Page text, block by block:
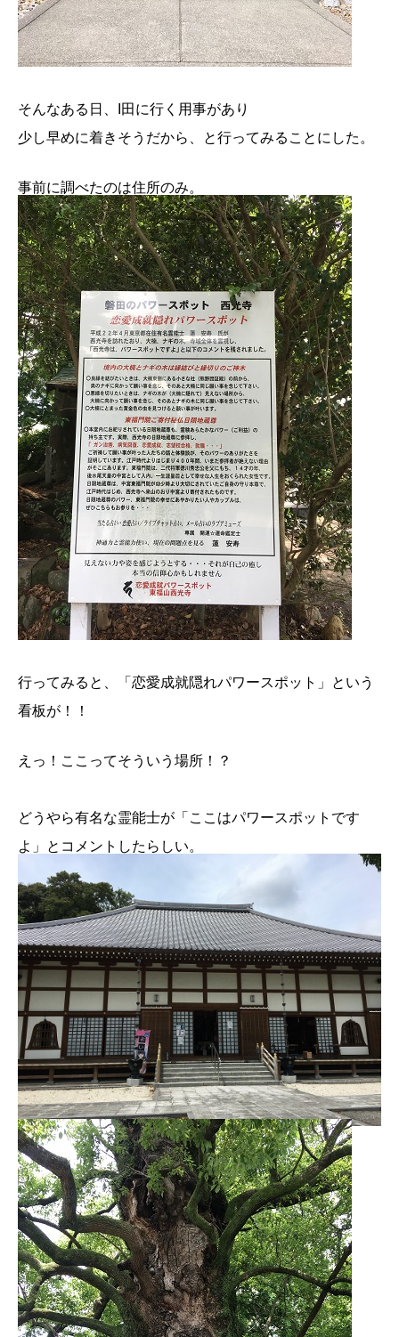
そんなある日、I田に行く用事があり
少し早めに着きそうだから、と行ってみることにした。
事前に調べたのは住所のみ。
行ってみると、「恋愛成就隠れパワースポット」という
看板が！！
えっ！ここってそういう場所！？
どうやら有名な霊能士が「ここはパワースポットです
よ」とコメントしたらしい。